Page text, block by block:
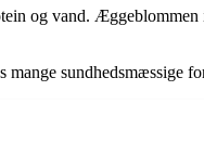
og vand.
sundhedsmæssige